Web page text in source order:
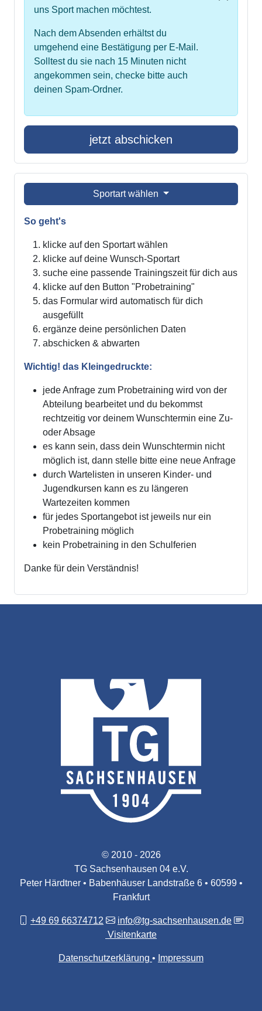
uns Sport machen möchtest.
Nach dem Absenden erhältst du
umgehend eine Bestätigung per E-Mail.
Solltest du sie nach 15 Minuten nicht
angekommen sein, checke bitte auch
deinen Spam-Ordner.
jetzt abschicken
Sportart wählen
So geht's
klicke auf den Sportart wählen
klicke auf deine Wunsch-Sportart
suche eine passende Trainingszeit für dich aus
klicke auf den Button "Probetraining"
das Formular wird automatisch für dich
ausgefüllt
ergänze deine persönlichen Daten
abschicken & abwarten
Wichtig! das Kleingedruckte:
jede Anfrage zum Probetraining wird von der
Abteilung bearbeitet und du bekommst
rechtzeitig vor deinem Wunschtermin eine Zu-
oder Absage
es kann sein, dass dein Wunschtermin nicht
möglich ist, dann stelle bitte eine neue Anfrage
durch Wartelisten in unseren Kinder- und
Jugendkursen kann es zu längeren
Wartezeiten kommen
für jedes Sportangebot ist jeweils nur ein
Probetraining möglich
kein Probetraining in den Schulferien
Danke für dein Verständnis!
© 2010 - 2026
TG Sachsenhausen 04 e.V.
Peter Härdtner • Babenhäuser Landstraße 6 • 60599 •
Frankfurt
+49 69 66374712
info@tg-sachsenhausen.de
Visitenkarte
Datenschutzerklärung Impressum